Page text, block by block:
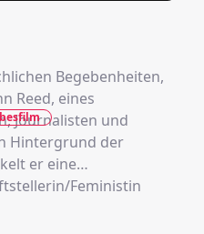
Begebenheiten,
Reed, eines
Journalisten und
Hintergrund der
er eine
Feministin